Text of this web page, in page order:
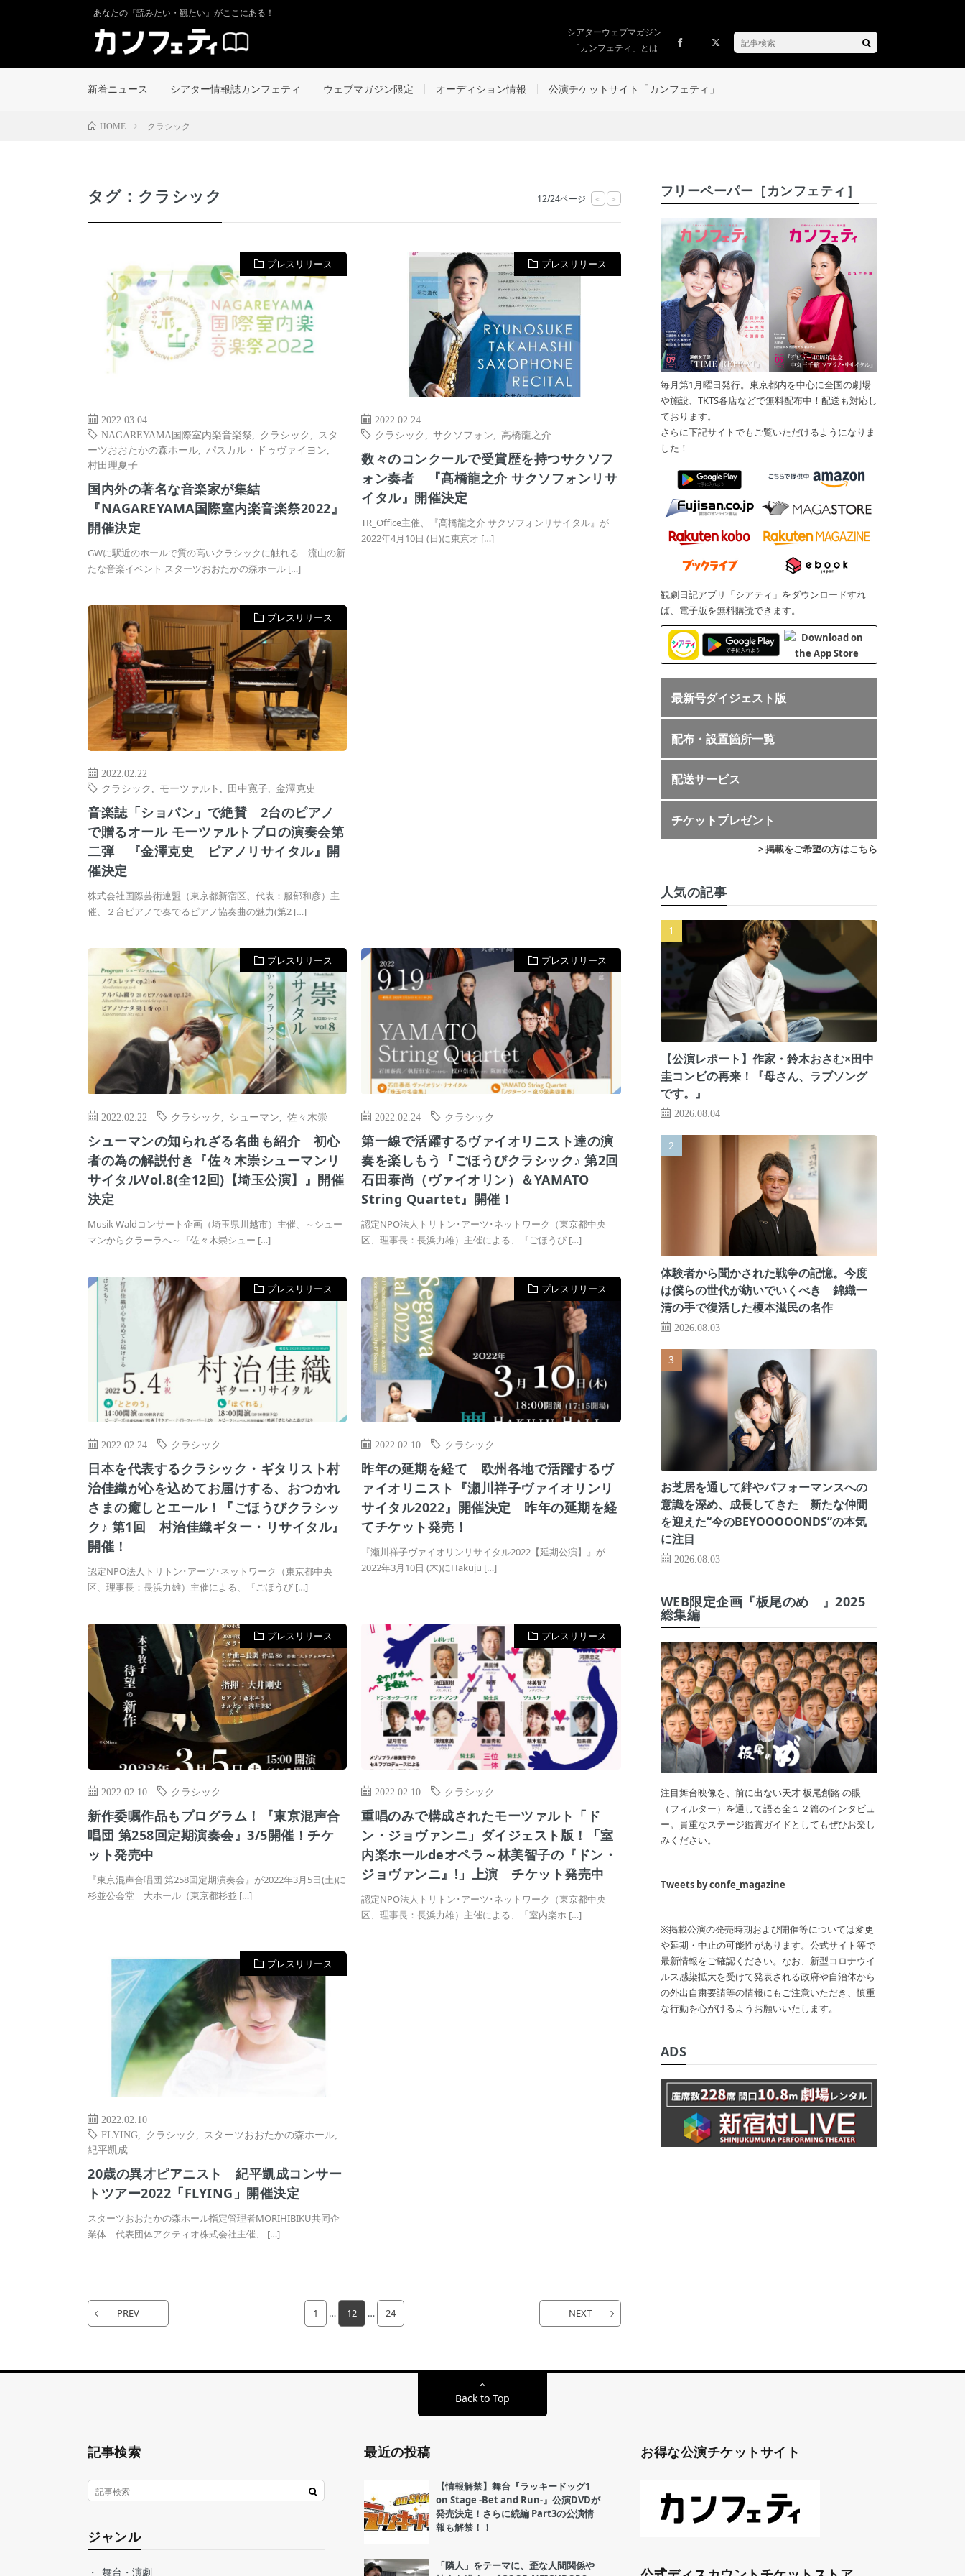
あなたの『読みたい・観たい』がここにある！
シアターウェブマガジン
「カンフェティ」とは
新着ニュース シアター情報誌カンフェティ ウェブマガジン限定 オーディション情報 公演チケットサイト「カンフェティ」
HOME クラシック
タグ：クラシック 12/24ページ < >
プレスリリース
2022.03.04
NAGAREYAMA国際室内楽音楽祭
クラシック
スタ
ーツおおたかの森ホール
パスカル・ドゥヴァイヨン
村田理夏子
国内外の著名な音楽家が集結
『NAGAREYAMA国際室内楽音楽祭2022』
開催決定
GWに駅近のホールで質の高いクラシックに触れる 流山の新
たな音楽イベント スターツおおたかの森ホール […]
プレスリリース
2022.02.24
クラシック
,サクソフォン 高橋龍之介
数々のコンクールで受賞歴を持つサクソフ
ォン奏者 『髙橋龍之介 サクソフォンリサ
イタル』開催決定
TR_Office主催、『髙橋龍之介 サクソフォンリサイタル』が
2022年4月10日 (日)に東京オ […]
プレスリリース
2022.02.22
クラシック
モーツァルト 田中寛子 金澤克史
音楽誌「ショパン」で絶賛 2台のピアノ
で贈るオール モーツァルトプロの演奏会第
二弾 『金澤克史 ピアノリサイタル』開
催決定
株式会社国際芸術連盟（東京都新宿区、代表：服部和彦）主
催、２台ピアノで奏でるピアノ協奏曲の魅力(第2 […]
プレスリリース
2022.02.22 クラシック シューマン 佐々木崇
シューマンの知られざる名曲も紹介 初心
者の為の解説付き『佐々木崇シューマンリ
サイタルVol.8(全12回)【埼玉公演】』開催
決定
Musik Waldコンサート企画（埼玉県川越市）主催、～シュー
マンからクラーラへ～『佐々木崇シュー […]
プレスリリース
2022.02.24 クラシック
第一線で活躍するヴァイオリニスト達の演
奏を楽しもう『ごほうびクラシック♪ 第2回
石田泰尚（ヴァイオリン）＆YAMATO
String Quartet』開催！
認定NPO法⼈トリトン･アーツ･ネットワーク（東京都中央
区、理事⻑：⻑浜⼒雄）主催による、『ごほうび […]
プレスリリース
2022.02.24 クラシック
日本を代表するクラシック・ギタリスト村
治佳織が心を込めてお届けする、おつかれ
さまの癒しとエール！『ごほうびクラシッ
ク♪ 第1回 村治佳織ギター・リサイタル』
開催！
認定NPO法⼈トリトン･アーツ･ネットワーク（東京都中央
区、理事⻑：⻑浜⼒雄）主催による、『ごほうび […]
プレスリリース
2022.02.10 クラシック
昨年の延期を経て 欧州各地で活躍するヴ
ァイオリニスト『瀬川祥子ヴァイオリンリ
サイタル2022』開催決定 昨年の延期を経
てチケット発売！
『瀬川祥子ヴァイオリンリサイタル2022【延期公演】』が
2022年3月10日 (木)にHakuju […]
プレスリリース
2022.02.10 クラシック
新作委嘱作品もプログラム！『東京混声合
唱団 第258回定期演奏会』3/5開催！チケ
ット発売中
『東京混声合唱団 第258回定期演奏会』が2022年3月5日(土)に
杉並公会堂 大ホール（東京都杉並 […]
プレスリリース
2022.02.10 クラシック
重唱のみで構成されたモーツァルト「ド
ン・ジョヴァンニ」ダイジェスト版！「室
内楽ホールdeオペラ～林美智子の『ドン・
ジョヴァンニ』!」上演 チケット発売中
認定NPO法⼈トリトン･アーツ･ネットワーク（東京都中央
区、理事⻑：⻑浜⼒雄）主催による、「室内楽ホ […]
プレスリリース
2022.02.10
FLYING
クラシック スターツおおたかの森ホール
紀平凱成
20歳の異才ピアニスト 紀平凱成コンサー
トツアー2022「FLYING」開催決定
スターツおおたかの森ホール指定管理者MORIHIBIKU共同企
業体 代表団体アクティオ株式会社主催、 […]
PREV 1 … 12 … 24 NEXT
フリーペーパー［カンフェティ］
毎月第1月曜日発行。東京都内を中心に全国の劇場
や施設、TKTS各店などで無料配布中！配送も対応し
ております。
さらに下記サイトでもご覧いただけるようになりま
した！
観劇日記アプリ「シアティ」をダウンロードすれ
ば、電子版を無料購読できます。
最新号ダイジェスト版
配布・設置箇所一覧
配送サービス
チケットプレゼント
> 掲載をご希望の方はこちら
人気の記事
【公演レポート】作家・鈴木おさむ×田中
圭コンビの再来！『母さん、ラブソング
です。』
2026.08.04
体験者から聞かされた戦争の記憶。今度
は僕らの世代が紡いでいくべき 錦織一
清の手で復活した榎本滋民の名作
2026.08.03
お芝居を通して絆やパフォーマンスへの
意識を深め、成長してきた 新たな仲間
を迎えた“今のBEYOOOOONDS”の本気
に注目
2026.08.03
WEB限定企画『板尾のめ゙』2025
総集編
注目舞台映像を、前に出ない天才 板尾創路 の眼
（フィルター）を通して語る全１２篇のインタビュ
ー。貴重なステージ鑑賞ガイドとしてもぜひお楽し
みください。
Tweets by confe_magazine
※掲載公演の発売時期および開催等については変更
や延期・中止の可能性があります。公式サイト等で
最新情報をご確認ください。なお、新型コロナウイ
ルス感染拡大を受けて発表される政府や自治体から
の外出自粛要請等の情報にもご注意いただき、慎重
な行動を心がけるようお願いいたします。
ADS
Back to Top
記事検索
ジャンル
舞台・演劇
最近の投稿
【情報解禁】舞台『ラッキードッグ1
on Stage -Bet and Run-』公演DVDが
発売決定！さらに続編 Part3の公演情
報も解禁！！
「隣人」をテーマに、歪な人間関係や
お得な公演チケットサイト